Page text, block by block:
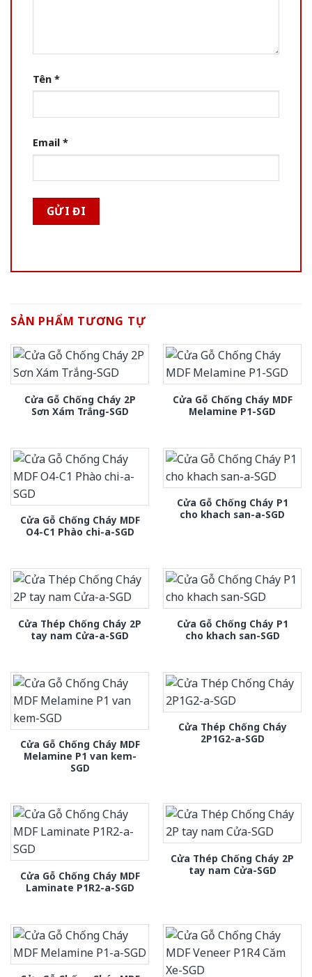
Tên *
Email *
SẢN PHẨM TƯƠNG TỰ
Cửa Gỗ Chống Cháy 2P
Sơn Xám Trắng-SGD
Cửa Gỗ Chống Cháy MDF
Melamine P1-SGD
Cửa Gỗ Chống Cháy MDF
O4-C1 Phào chi-a-SGD
Cửa Gỗ Chống Cháy P1
cho khach san-a-SGD
Cửa Thép Chống Cháy 2P
tay nam Cửa-a-SGD
Cửa Gỗ Chống Cháy P1
cho khach san-SGD
Cửa Gỗ Chống Cháy MDF
Melamine P1 van kem-
SGD
Cửa Thép Chống Cháy
2P1G2-a-SGD
Cửa Gỗ Chống Cháy MDF
Laminate P1R2-a-SGD
Cửa Thép Chống Cháy 2P
tay nam Cửa-SGD